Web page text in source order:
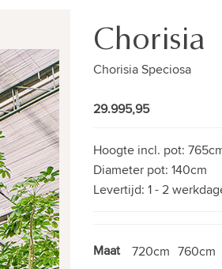
Chorisia
Chorisia Speciosa
29.995,95
Hoogte incl. pot:
Diameter pot: 140cm
Levertijd: 1 - 2
Maat 720cm 760cm